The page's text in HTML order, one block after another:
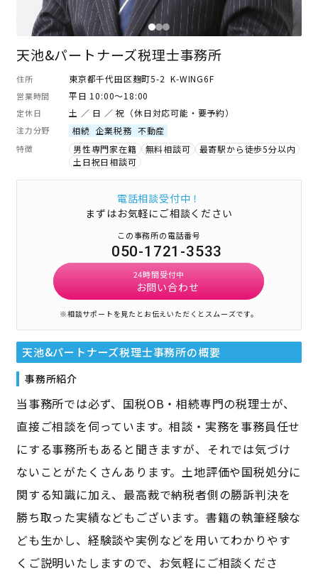
天池&パートナーズ税理士事務所
住所 東京都千代田区麹町5-2 K-WING6F
営業時間 平日 10:00～18:00
定休日 土 ／ 日 ／ 祝（休日対応可能・要予約）
注力分野 相続 企業税務 不動産
特徴 男性専門家在籍 無料相談可
最寄駅から徒歩5分以内
土日祝日相談可
電話相談受付中！
まずはお気軽にご相談ください
この事務所の電話番号
050-1721-3533
24時間受付中
お問い合わせ
※相談サポートを見たとお伝えいただくとスムーズです。
天池&パートナーズ税理士事務所の概要
事務所紹介
当事務所では必ず、国税OB・相続専門の税理士が、
直接ご相談を伺っています。相談・実務を事務員任せ
にする事務所もあると聞きますが、それでは気づけ
ないことがたくさんあります。土地評価や国税処分に
関する知識に加え、最高裁で納税者側の勝訴判決を
勝ち取った実績などもございます。書籍の執筆経験な
ども生かし、経験談や実例などを用いてわかりやす
くご説明いたしますので、お気軽にご相談くださ